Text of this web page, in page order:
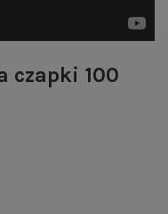
czapki 100